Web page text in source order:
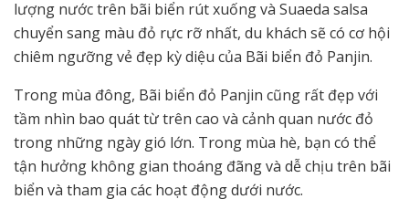
lượng nước trên bãi biển rút xuống và Suaeda salsa
chuyển sang màu đỏ rực rỡ nhất, du khách sẽ có cơ hội
chiêm ngưỡng vẻ đẹp kỳ diệu của Bãi biển đỏ Panjin.
Trong mùa đông, Bãi biển đỏ Panjin cũng rất đẹp với
tầm nhìn bao quát từ trên cao và cảnh quan nước đỏ
trong những ngày gió lớn. Trong mùa hè, bạn có thể
tận hưởng không gian thoáng đãng và dễ chịu trên bãi
biển và tham gia các hoạt động dưới nước.